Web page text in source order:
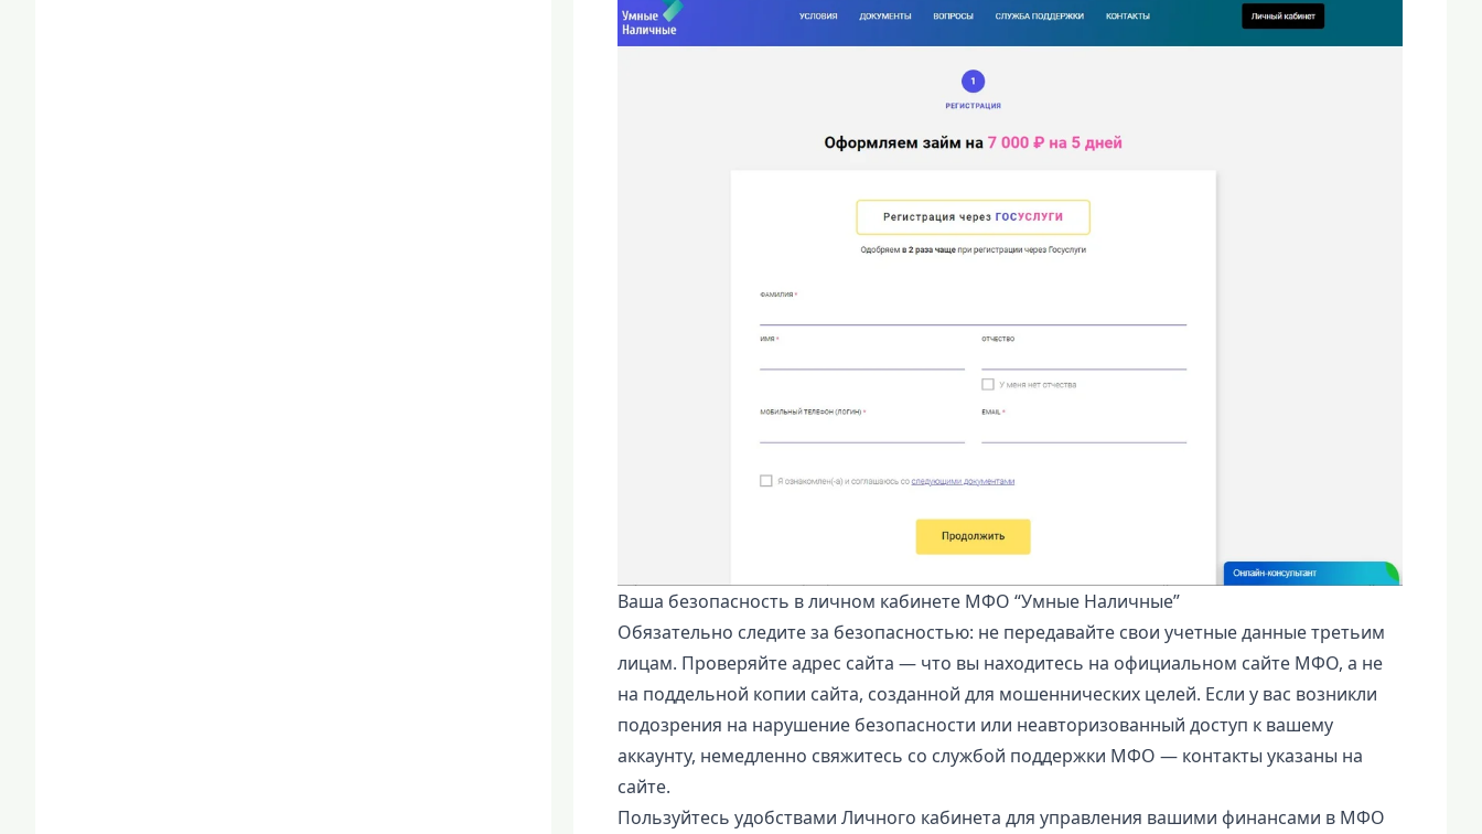
Ваша безопасность в личном кабинете МФО “Умные Наличные”
Обязательно следите за безопасностью: не передавайте свои учетные данные третьим
лицам. Проверяйте адрес сайта — что вы находитесь на официальном сайте МФО, а не
на поддельной копии сайта, созданной для мошеннических целей. Если у вас возникли
подозрения на нарушение безопасности или неавторизованный доступ к вашему
аккаунту, немедленно свяжитесь со службой поддержки МФО — контакты указаны на
сайте.
Пользуйтесь удобствами Личного кабинета для управления вашими финансами в МФО